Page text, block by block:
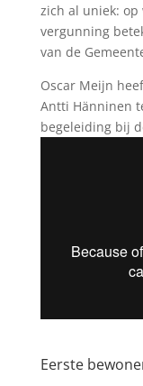
zich al uniek:
vergunning
van de
Oscar Meijn
Antti Hänninen
begeleiding bij
Eerste